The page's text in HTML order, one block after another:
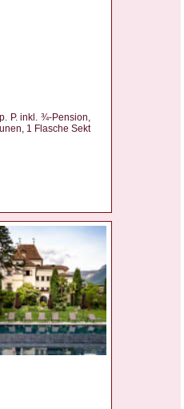
P. inkl. ¾-Pension,
1 Flasche Sekt